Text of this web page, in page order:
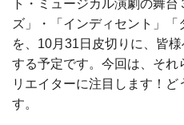
ト・ミュージカル演劇の舞
ズ」・「インディセント」
を、10月31日皮切りに、皆
する予定です。今回は、それ
リエイターに注目します！
す。